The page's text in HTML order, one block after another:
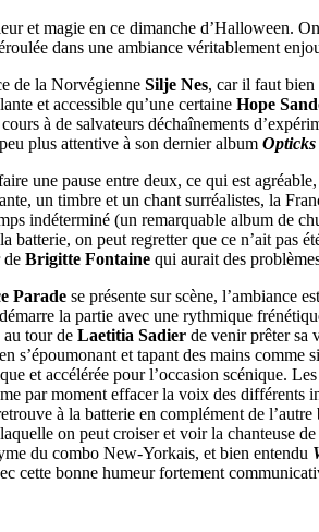
et magie en ce dimanche d’Halloween.
dans une ambiance véritablement
de la Norvégienne Silje Nes, car il faut bien
et accessible qu’une certaine Hope
à de salvateurs déchaînements
plus attentive à son dernier album Opticks
une pause entre deux, ce qui est agréable,
un timbre et un chant surréalistes, la
indéterminé (un remarquable album de
batterie, on peut regretter que ce n’ait pas
de Brigitte Fontaine qui aurait des
Parade se présente sur scène, l’ambiance
la partie avec une rythmique
au tour de Laetitia Sadier de venir prêter sa
s’époumonant et tapant des mains
et accélérée pour l’occasion scénique.
par moment effacer la voix des
à la batterie en complément de
on peut croiser et voir la chanteuse de
du combo New-Yorkais, et bien entendu
cette bonne humeur fortement